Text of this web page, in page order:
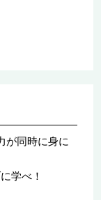
同時に身に
学べ！